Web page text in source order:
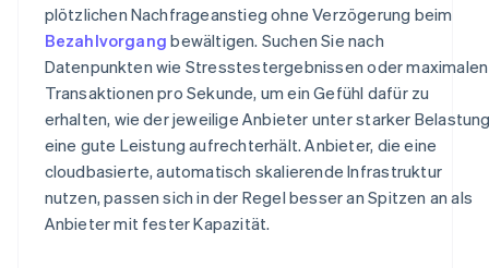
plötzlichen Nachfrageanstieg ohne Verzögerung beim
Bezahlvorgang bewältigen. Suchen Sie nach
Datenpunkten wie Stresstestergebnissen oder maximalen
Transaktionen pro Sekunde, um ein Gefühl dafür zu
erhalten, wie der jeweilige Anbieter unter starker
eine gute Leistung aufrechterhält. Anbieter, die eine
cloudbasierte, automatisch skalierende Infrastruktur
nutzen, passen sich in der Regel besser an Spitzen an als
Anbieter mit fester Kapazität.